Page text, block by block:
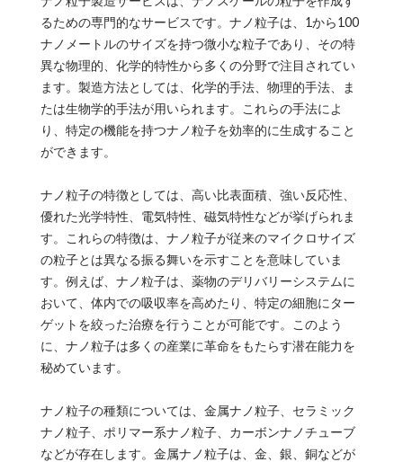
るための専門的なサービスです。ナノ粒子は、1から100
ナノメートルのサイズを持つ微小な粒子であり、その特
異な物理的、化学的特性から多くの分野で注目されてい
ます。製造方法としては、化学的手法、物理的手法、ま
たは生物学的手法が用いられます。これらの手法によ
り、特定の機能を持つナノ粒子を効率的に生成すること
ができます。
ナノ粒子の特徴としては、高い比表面積、強い反応性、
優れた光学特性、電気特性、磁気特性などが挙げられま
す。これらの特徴は、ナノ粒子が従来のマイクロサイズ
の粒子とは異なる振る舞いを示すことを意味していま
す。例えば、ナノ粒子は、薬物のデリバリーシステムに
おいて、体内での吸収率を高めたり、特定の細胞にター
ゲットを絞った治療を行うことが可能です。このよう
に、ナノ粒子は多くの産業に革命をもたらす潜在能力を
秘めています。
ナノ粒子の種類については、金属ナノ粒子、セラミック
ナノ粒子、ポリマー系ナノ粒子、カーボンナノチューブ
などが存在します。金属ナノ粒子は、金、銀、銅などが